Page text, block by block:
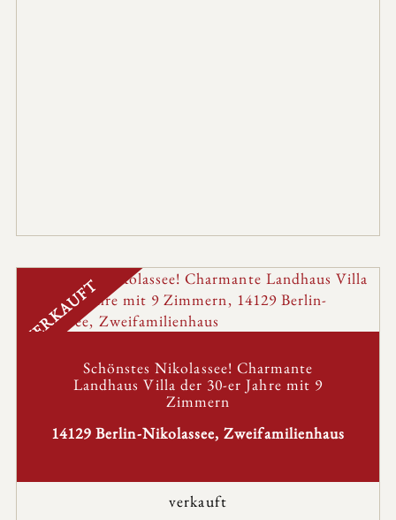
VERKAUFT
Schönstes Nikolassee! Charmante
Landhaus Villa der 30-er Jahre mit 9
Zimmern
14129 Berlin-Nikolassee, Zweifamilienhaus
verkauft